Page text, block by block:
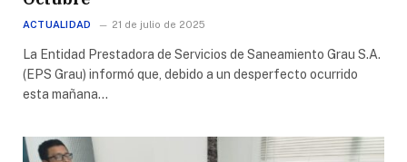
ACTUALIDAD 21 de julio de 2025
La Entidad Prestadora de Servicios de Saneamiento Grau S.A.
(EPS Grau) informó que, debido a un desperfecto ocurrido
esta mañana…